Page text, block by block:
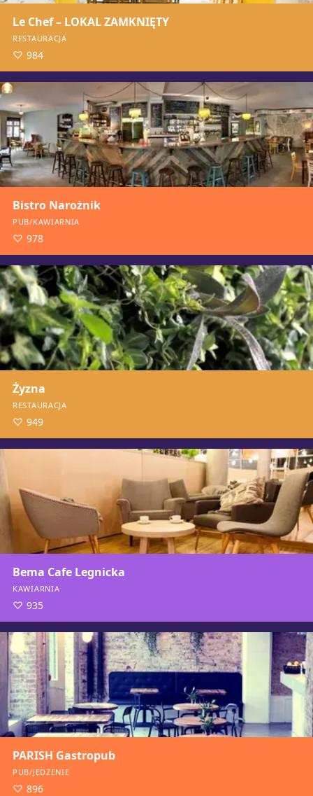
Le Chef – LOKAL ZAMKNIĘTY
RESTAURACJA
984
Bistro Narożnik
PUB/KAWIARNIA
978
Żyzna
RESTAURACJA
949
Bema Cafe Legnicka
KAWIARNIA
935
PARISH Gastropub
PUB/JEDZENIE
896